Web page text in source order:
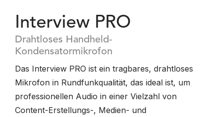
Interview PRO
Drahtloses Handheld-
Kondensatormikrofon
Das Interview PRO ist ein tragbares, drahtloses
Mikrofon in Rundfunkqualität, das ideal ist, um
professionellen Audio in einer Vielzahl von
Content-Erstellungs-, Medien- und